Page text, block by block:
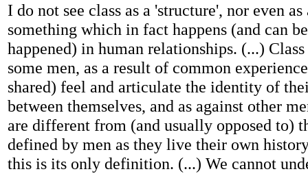
I do not see class as a 'structure', nor even
something which in fact happens (and can
happened) in human relationships. (...) Class
some men, as a result of common
shared) feel and articulate the identity of
between themselves, and as against other
are different from (and usually opposed to)
defined by men as they live their own
this is its only definition. (...) We cannot